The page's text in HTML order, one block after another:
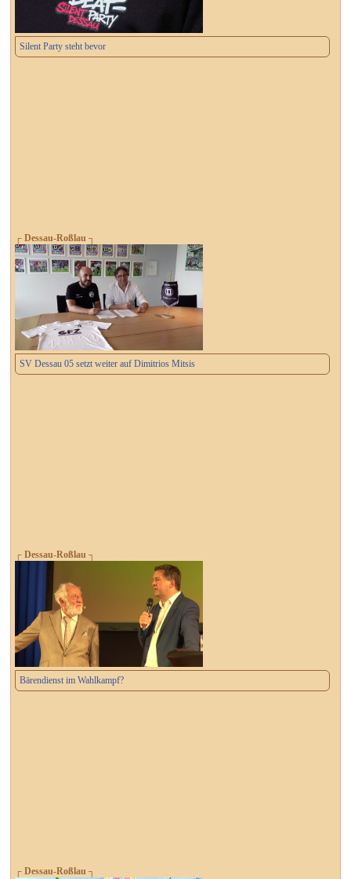
Silent Party steht bevor
┌ Dessau-Roßlau ┐
SV Dessau 05 setzt weiter auf Dimitrios Mitsis
┌ Dessau-Roßlau ┐
Bärendienst im Wahlkampf?
┌ Dessau-Roßlau ┐